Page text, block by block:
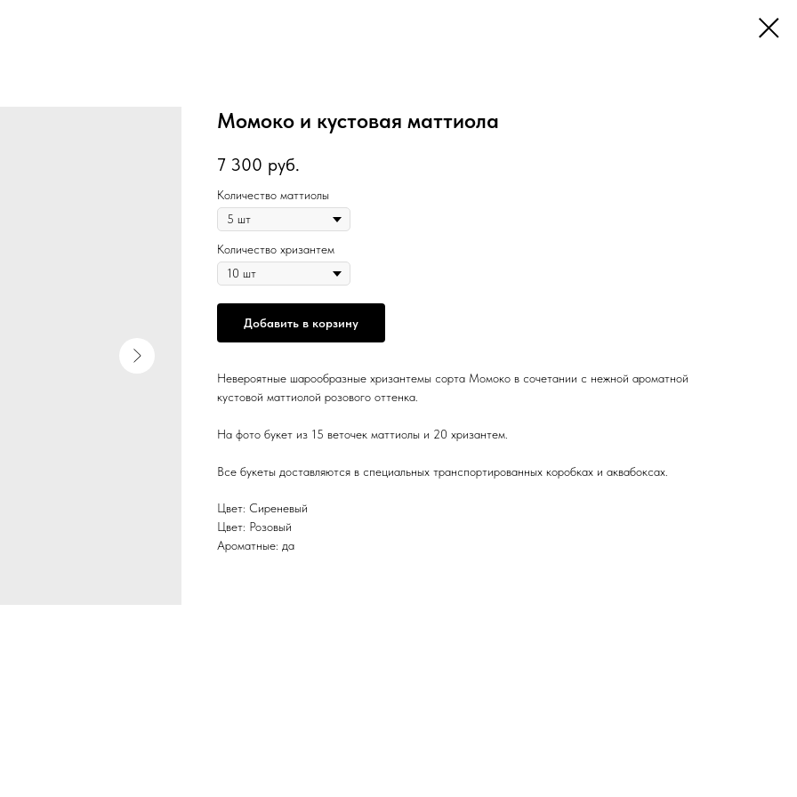
Момоко и кустовая маттиола
7 300 руб.
Количество маттиолы
Количество хризантем
Добавить в корзину
Невероятные шарообразные хризантемы сорта Момоко в сочетании с нежной ароматной
кустовой маттиолой розового оттенка.
На фото букет из 15 веточек маттиолы и 20 хризантем.
Все букеты доставляются в специальных транспортированных коробках и аквабоксах.
Цвет: Сиреневый
Цвет: Розовый
Ароматные: да